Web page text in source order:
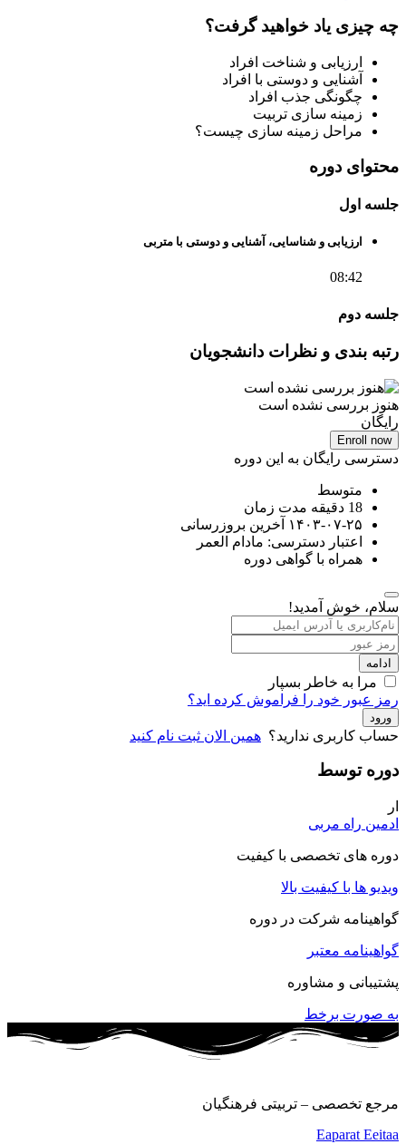
چه چیزی یاد خواهید گرفت؟
ارزیابی و شناخت افراد
آشنایی و دوستی با افراد
چگونگی جذب افراد
زمینه سازی تربیت
مراحل زمینه سازی چیست؟
محتوای دوره
جلسه اول
ارزیابی و شناسایی، آشنایی و دوستی با متربی
08:42
جلسه دوم
رتبه بندی و نظرات دانشجویان
هنوز بررسی نشده است
رایگان
Enroll now
دسترسی رایگان به این دوره
متوسط
18 دقیقه مدت زمان
۱۴۰۳-۰۷-۲۵ آخرین بروزرسانی
اعتبار دسترسی: مادام العمر
همراه با گواهی دوره
سلام، خوش آمدید!
ادامه
مرا به خاطر بسپار
رمز عبور خود را فراموش کرده اید؟
ورود
حساب کاربری ندارید؟ همین الان ثبت نام کنید
دوره توسط
ار
ادمین راه مربی
دوره های تخصصی با کیفیت
ویدیو ها با کیفیت بالا
گواهینامه شرکت در دوره
گواهینامه معتبر
پشتیبانی و مشاوره
به صورت برخط
مرجع تخصصی – تربیتی فرهنگیان
Eaparat Eeitaa